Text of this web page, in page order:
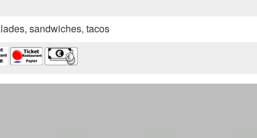
sandwiches, tacos